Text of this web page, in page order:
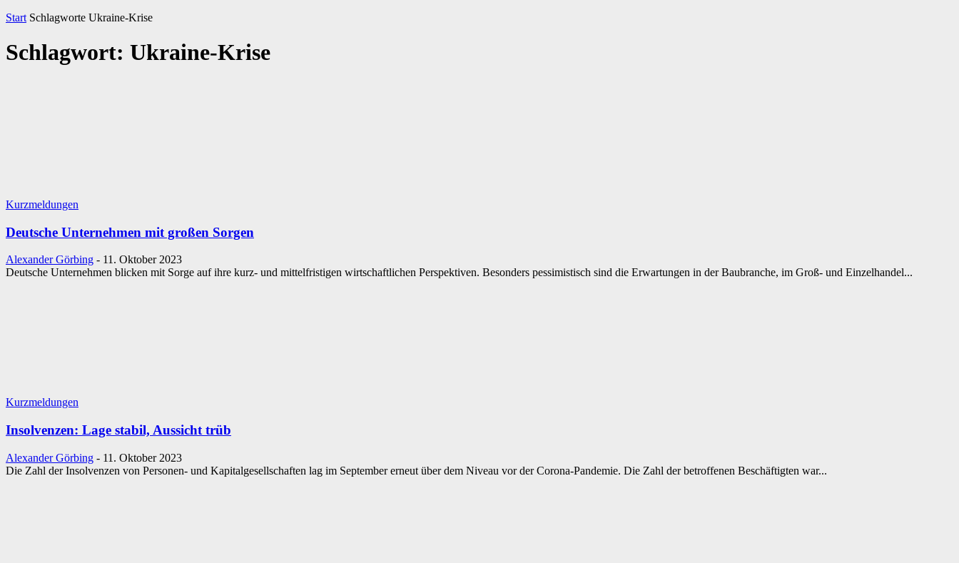
Start Schlagworte Ukraine-Krise
Schlagwort: Ukraine-Krise
Kurzmeldungen
Deutsche Unternehmen mit großen Sorgen
Alexander Görbing - 11. Oktober 2023
Deutsche Unternehmen blicken mit Sorge auf ihre kurz- und mittelfristigen wirtschaftlichen Perspektiven. Besonders pessimistisch sind die Erwartungen in der Baubranche, im Groß- und Einzelhandel...
Kurzmeldungen
Insolvenzen: Lage stabil, Aussicht trüb
Alexander Görbing - 11. Oktober 2023
Die Zahl der Insolvenzen von Personen- und Kapitalgesellschaften lag im September erneut über dem Niveau vor der Corona-Pandemie. Die Zahl der betroffenen Beschäftigten war...